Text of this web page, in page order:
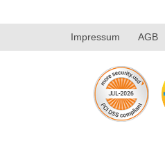
Impressum AGB